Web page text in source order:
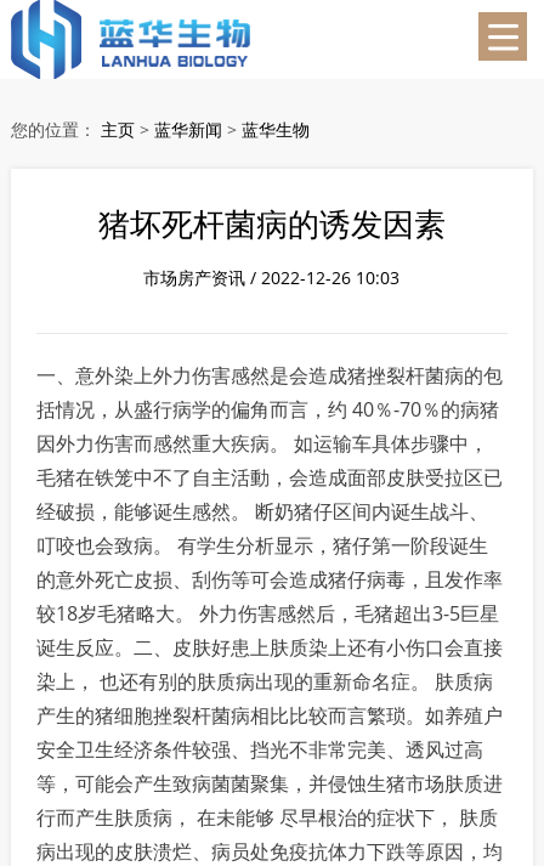
蓝华生物
您的位置： 主页> 蓝华新闻 > 蓝华生物
猪坏死杆菌病的诱发因素
市场房产资讯 / 2022-12-26 10:03
一、意外染上外力伤害感然是会造成猪挫裂杆菌病的包
括情况，从盛行病学的偏角而言，约 40％-70％的病猪
因外力伤害而感然重大疾病。 如运输车具体步骤中，
毛猪在铁笼中不了自主活動，会造成面部皮肤受拉区已
经破损，能够诞生感然。 断奶猪仔区间内诞生战斗、
叮咬也会致病。 有学生分析显示，猪仔第一阶段诞生
的意外死亡皮损、刮伤等可会造成猪仔病毒，且发作率
较18岁毛猪略大。 外力伤害感然后，毛猪超出3-5巨星
诞生反应。二、皮肤好患上肤质染上还有小伤口会直接
染上， 也还有别的肤质病出现的重新命名症。 肤质病
产生的猪细胞挫裂杆菌病相比比较而言繁琐。如养殖户
安全卫生经济条件较强、挡光不非常完美、透风过高
等，可能会产生致病菌菌聚集，并侵蚀生猪市场肤质进
行而产生肤质病， 在未能够 尽早根治的症状下， 肤质
病出现的皮肤溃烂、病员处免疫抗体力下跌等原因，均